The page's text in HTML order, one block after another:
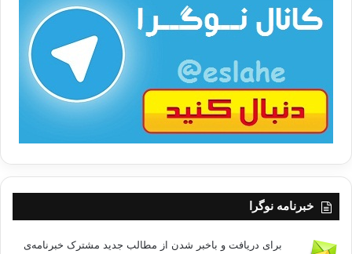
خبرنامه نوگرا
برای دریافت و باخبر شدن از مطالب جدید مشترک خبرنامه‌ی